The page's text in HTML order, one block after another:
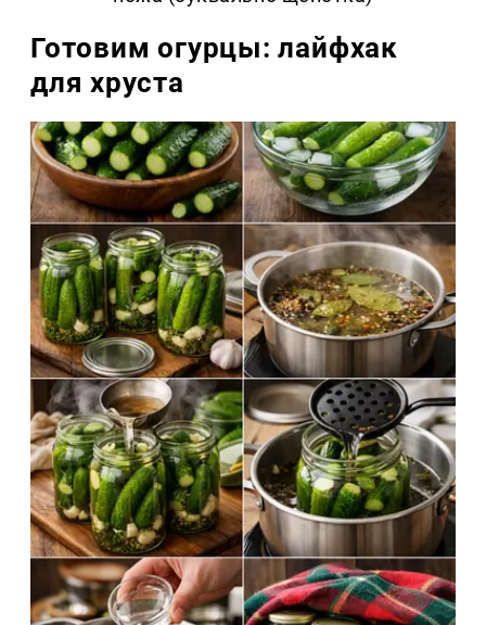
Готовим огурцы: лайфхак
для хруста